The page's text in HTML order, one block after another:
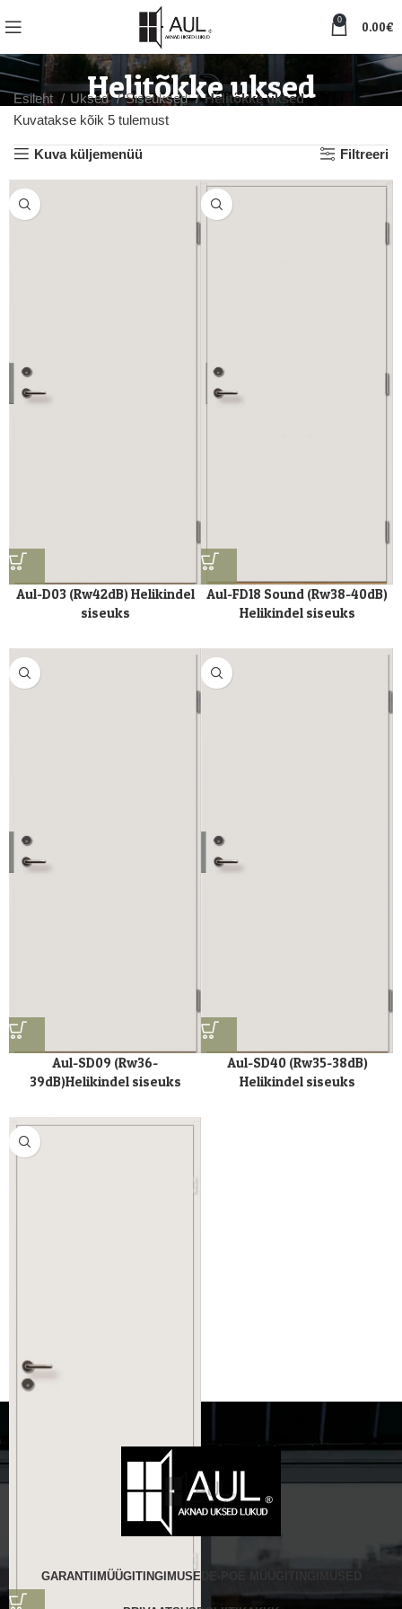
0 0.00€
Helitõkke uksed
Esileht Uksed Siseuksed
Helitõkke uksed
Kuvatakse kõik 5 tulemust
Kuva küljemenüü Filtreeri
Aul-D03 (Rw42dB) Helikindel
siseuks
Aul-FD18 Sound (Rw38-40dB)
Helikindel siseuks
Aul-SD09 (Rw36-
39dB)Helikindel siseuks
Aul-SD40 (Rw35-38dB)
Helikindel siseuks
GARANTII MÜÜGITINGIMUSED